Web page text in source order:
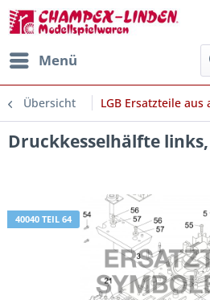
Menü
Übersicht LGB Ersatzteile
Druckkesselhälfte
40040 TEIL 64